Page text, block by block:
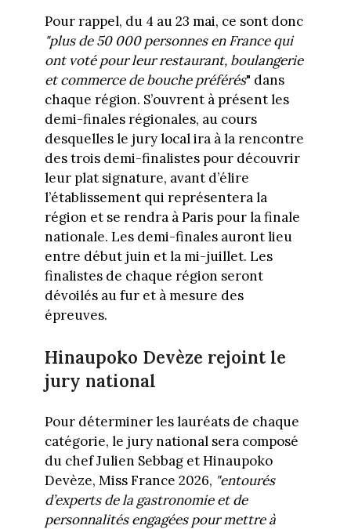
Pour rappel, du 4 au 23 mai, ce sont donc
"plus de 50 000 personnes en France qui
ont voté pour leur restaurant, boulangerie
et commerce de bouche préférés" dans
chaque région. S’ouvrent à présent les
demi-finales régionales, au cours
desquelles le jury local ira à la rencontre
des trois demi-finalistes pour découvrir
leur plat signature, avant d’élire
l’établissement qui représentera la
région et se rendra à Paris pour la finale
nationale. Les demi-finales auront lieu
entre début juin et la mi-juillet. Les
finalistes de chaque région seront
dévoilés au fur et à mesure des
épreuves.
Hinaupoko Devèze rejoint le
jury national
Pour déterminer les lauréats de chaque
catégorie, le jury national sera composé
du chef Julien Sebbag et Hinaupoko
Devèze, Miss France 2026, "entourés
d’experts de la gastronomie et de
personnalités engagées pour mettre à